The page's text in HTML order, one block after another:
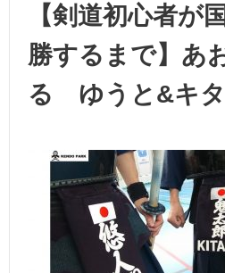
【剣道初心者が
勝するまで】あ
る ゆうと&キタ